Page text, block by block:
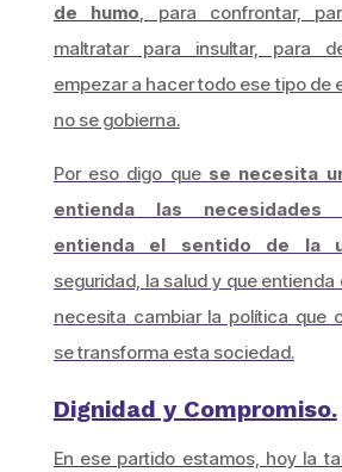
de humo, para confrontar,
maltratar para insultar, para
empezar a hacer todo ese tipo de
no se gobierna.
Por eso digo que se necesita
entienda las necesidades
entienda el sentido de la
seguridad, la salud y que
necesita cambiar la política que
se transforma esta sociedad.
Dignidad y Compromiso.
En ese partido estamos, hoy la